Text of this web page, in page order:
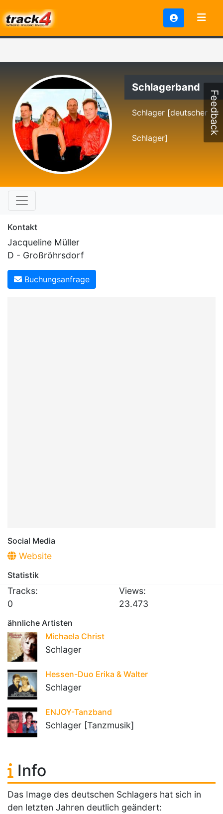
Schlagerband
Schlager [deutscher
Schlager]
Kontakt
Jacqueline Müller
D - Großröhrsdorf
Buchungsanfrage
Social Media
Website
Statistik
Tracks:
0
Views:
23.473
ähnliche Artisten
Michaela Christ
Schlager
Hessen-Duo Erika & Walter
Schlager
ENJOY-Tanzband
Schlager [Tanzmusik]
Info
Das Image des deutschen Schlagers hat sich in
den letzten Jahren deutlich geändert:
Feedback